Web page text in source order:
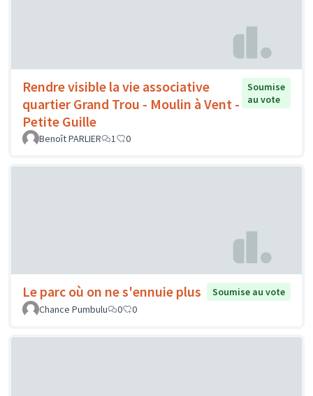
Rendre visible la vie associative
quartier Grand Trou - Moulin à Vent -
Petite Guille
Soumise
au vote
Benoît PARLIER 1 0
Le parc où on ne s'ennuie plus
Soumise au vote
Chance Pumbulu
0 0